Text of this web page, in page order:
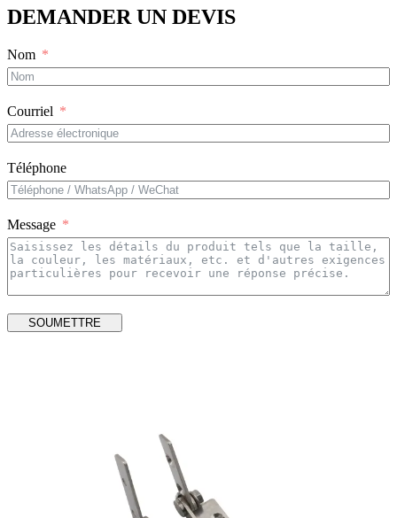
DEMANDER UN DEVIS
Nom
Courriel
Téléphone
Message
SOUMETTRE